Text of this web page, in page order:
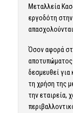
Μεταλλεία
εργοδότη
Όσον αφορά
αποτυπώματος
δεσμευθεί για
τη χρήση της
την εταιρεία,